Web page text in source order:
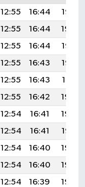
12:55 16:44
19:55
12:55 16:44
19:54
12:55 16:44
19:53
12:55 16:43
19:52
12:55 16:43
19:51
12:55 16:42
19:49
12:54 16:41
19:48
12:54 16:41
19:47
12:54 16:40
19:45
12:54 16:40
19:44
12:54 16:39
19:43